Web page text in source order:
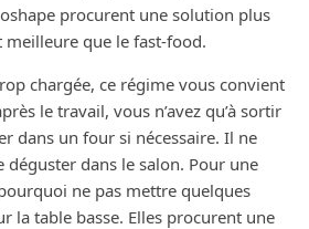
procurent une solution plus
que le fast-food.
chargée, ce régime vous convient
le travail, vous n’avez qu’à sortir
dans un four si nécessaire. Il ne
déguster dans le salon. Pour une
ne pas mettre quelques
la table basse. Elles procurent une